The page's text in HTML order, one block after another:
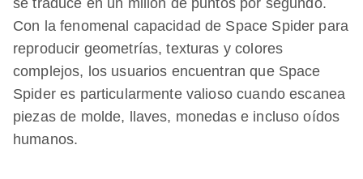
se traduce en un millón de puntos por segundo.
Con la fenomenal capacidad de Space Spider para
reproducir geometrías, texturas y colores
complejos, los usuarios encuentran que Space
Spider es particularmente valioso cuando escanea
piezas de molde, llaves, monedas e incluso oídos
humanos.